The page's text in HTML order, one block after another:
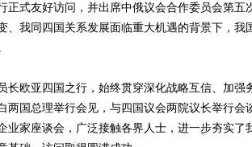
正式友好访问，并出席中俄议会合作委员会第
、我同四国关系发展面临重大机遇的背景下，
欧亚四国之行，始终贯穿深化战略互信、加强
两国总理举行会见，与四国议会两院议长举行会
业家座谈会，广泛接触各界人士，进一步夯实